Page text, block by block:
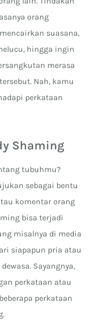
orang
suasana,
hingga ingin
merasa
Nah, kamu
perkataan
Shaming
tubuhmu?
sebagai bentu
komentar orang
bisa terjadi
misalnya di media
siapapun pria atau
Sayangnya,
perkataan atau
perkataan